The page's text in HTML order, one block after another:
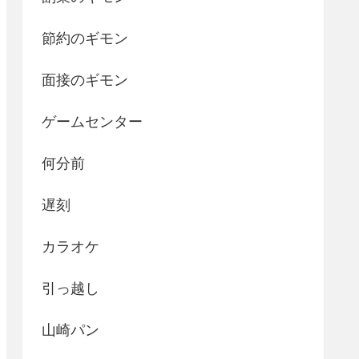
節約のギモン
面接のギモン
ゲームセンター
何分前
遅刻
カラオケ
引っ越し
山崎パン